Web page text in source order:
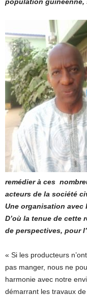
remédier à ces
acteurs de la société
Une organisation avec
D’où la tenue de cette
de perspectives, pour
« Si les producteurs
pas manger, nous ne
harmonie avec notre
démarrant les travaux